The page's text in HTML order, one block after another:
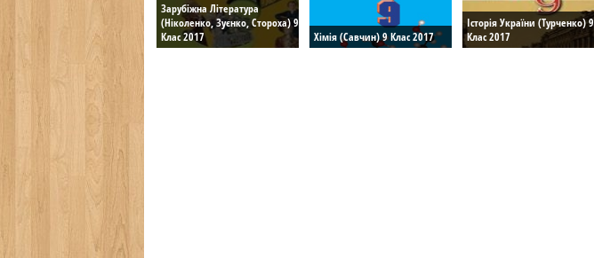
Зарубіжна Література
(Ніколенко, Зуєнко, Стороха) 9
Клас 2017
Хімія (Савчин) 9 Клас 2017
Історія України (Турченко) 9
Клас 2017